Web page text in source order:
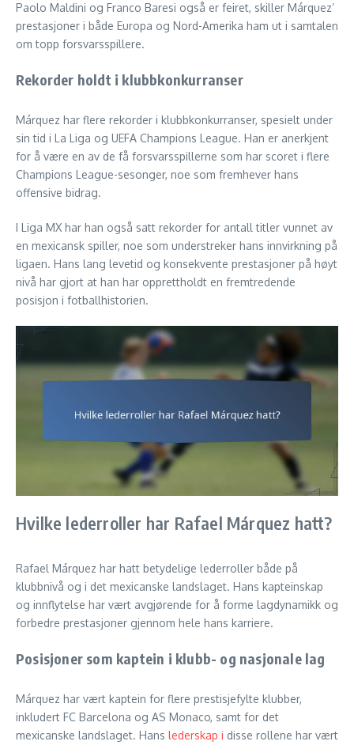
Paolo Maldini og Franco Baresi også er feiret, skiller Márquez’
prestasjoner i både Europa og Nord-Amerika ham ut i samtalen
om topp forsvarsspillere.
Rekorder holdt i klubbkonkurranser
Márquez har flere rekorder i klubbkonkurranser, spesielt under
sin tid i La Liga og UEFA Champions League. Han er anerkjent
for å være en av de få forsvarsspillerne som har scoret i flere
Champions League-sesonger, noe som fremhever hans
offensive bidrag.
I Liga MX har han også satt rekorder for antall titler vunnet av
en mexicansk spiller, noe som understreker hans innvirkning på
ligaen. Hans lang levetid og konsekvente prestasjoner på høyt
nivå har gjort at han har opprettholdt en fremtredende
posisjon i fotballhistorien.
Hvilke lederroller har Rafael Márquez hatt?
Rafael Márquez har hatt betydelige lederroller både på
klubbnivå og i det mexicanske landslaget. Hans kapteinskap
og innflytelse har vært avgjørende for å forme lagdynamikk og
forbedre prestasjoner gjennom hele hans karriere.
Posisjoner som kaptein i klubb- og nasjonale lag
Márquez har vært kaptein for flere prestisjefylte klubber,
inkludert FC Barcelona og AS Monaco, samt for det
mexicanske landslaget. Hans lederskap i disse rollene har vært